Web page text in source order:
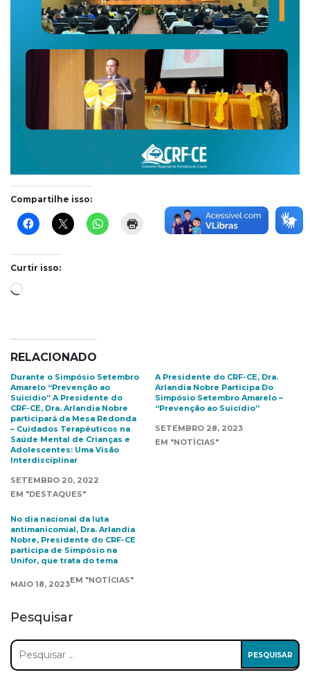
Compartilhe isso:
Curtir isso:
Carregando...
RELACIONADO
Durante o Simpósio Setembro
Amarelo “Prevenção ao
Suicídio” A Presidente do
CRF-CE, Dra. Arlandia Nobre
participará da Mesa Redonda
– Cuidados Terapêuticos na
Saúde Mental de Crianças e
Adolescentes: Uma Visão
Interdisciplinar
SETEMBRO 20, 2022
EM "DESTAQUES"
A Presidente do CRF-CE, Dra.
Arlandia Nobre Participa Do
Simpósio Setembro Amarelo –
“Prevenção ao Suicídio”
SETEMBRO 28, 2023
EM "NOTÍCIAS"
No dia nacional da luta
antimanicomial, Dra. Arlandia
Nobre, Presidente do CRF-CE
participa de Simpósio na
Unifor, que trata do tema
MAIO 18, 2023EM "NOTÍCIAS"
Pesquisar
Pesquisar
por: